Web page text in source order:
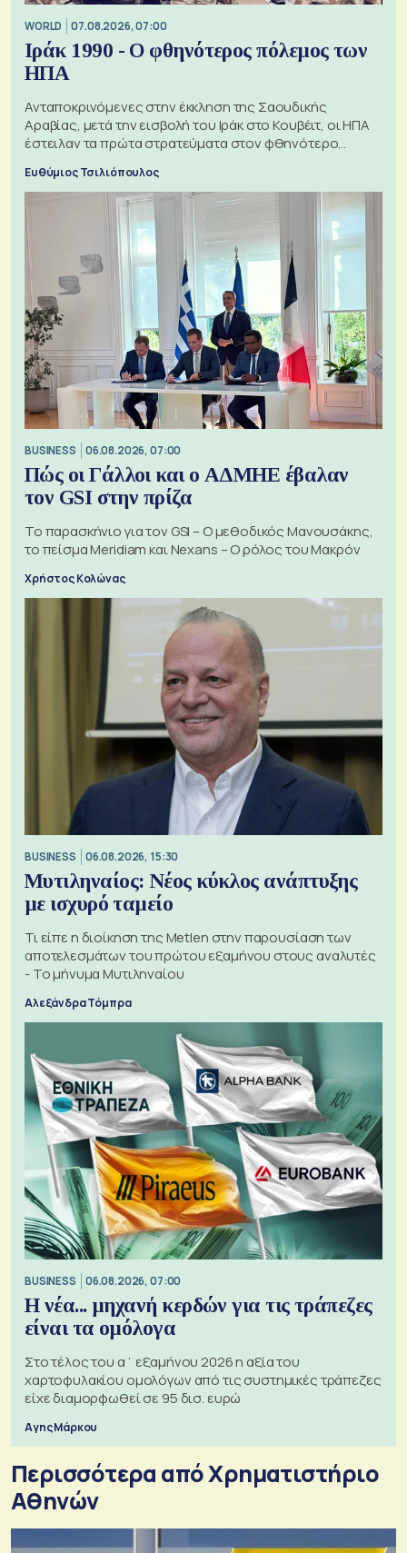
WORLD 07.08.2026, 07:00
Ιράκ 1990 - Ο φθηνότερος πόλεμος των
ΗΠΑ
Ανταποκρινόμενες στην έκκληση της Σαουδικής
Αραβίας, μετά την εισβολή του Ιράκ στο Κουβέιτ, οι ΗΠΑ
έστειλαν τα πρώτα στρατεύματα στον φθηνότερο
Ευθύμιος Τσιλιόπουλος
BUSINESS 06.08.2026, 07:00
Πώς οι Γάλλοι και ο ΑΔΜΗΕ έβαλαν
τον GSI στην πρίζα
Το παρασκήνιο για τον GSI – Ο μεθοδικός Μανουσάκης,
το πείσμα Meridiam και Nexans – Ο ρόλος του Μακρόν
Χρήστος Κολώνας
BUSINESS 06.08.2026, 15:30
Μυτιληναίος: Νέος κύκλος ανάπτυξης
με ισχυρό ταμείο
Τι είπε η διοίκηση της Metlen στην παρουσίαση των
αποτελεσμάτων του πρώτου εξαμήνου στους αναλυτές
- Το μήνυμα Μυτιληναίου
Αλεξάνδρα Τόμπρα
BUSINESS 06.08.2026, 07:00
Η νέα... μηχανή κερδών για τις τράπεζες
είναι τα ομόλογα
Στο τέλος του α΄ εξαμήνου 2026 η αξία του
χαρτοφυλακίου ομολόγων από τις συστημικές τράπεζες
είχε διαμορφωθεί σε 95 δισ. ευρώ
Αγης Μάρκου
Περισσότερα από Xρηματιστήριο
Αθηνών